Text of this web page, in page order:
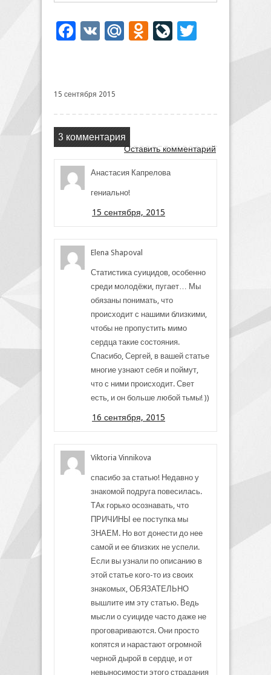
Facebook
VK Mail.Ru Odnoklassniki
LiveJournal
15 сентября 2015
3 комментария
Оставить комментарий
Анастасия Капрелова
гениально!
15 сентября, 2015
Elena Shapoval
Статистика суицидов, особенно
среди молодёжи, пугает… Мы
обязаны понимать, что
происходит с нашими близкими,
чтобы не пропустить мимо
сердца такие состояния.
Спасибо, Сергей, в вашей статье
многие узнают себя и поймут,
что с ними происходит. Свет
есть, и он больше любой тьмы! ))
16 сентября, 2015
Viktoria Vinnikova
спасибо за статью! Недавно у
знакомой подруга повесилась.
ТАк горько осознавать, что
ПРИЧИНЫ ее поступка мы
ЗНАЕМ. Но вот донести до нее
самой и ее близких не успели.
Если вы узнали по описанию в
этой статье кого-то из своих
знакомых, ОБЯЗАТЕЛЬНО
вышлите им эту статью. Ведь
мысли о суициде часто даже не
проговариваются. Они просто
копятся и нарастают огромной
черной дырой в сердце, и от
невыносимости этого страдания